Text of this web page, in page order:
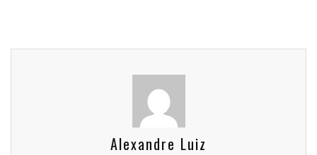
Alexandre Luiz